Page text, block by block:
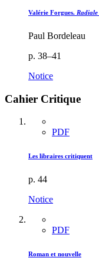
Valérie Forgues. Radiale
Paul Bordeleau
p. 38–41
Notice
Cahier Critique
PDF
Les libraires critiquent
p. 44
Notice
PDF
Roman et nouvelle